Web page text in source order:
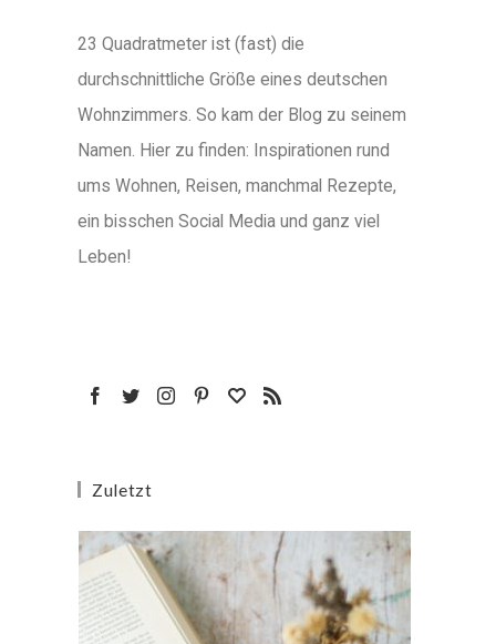
23 Quadratmeter ist (fast) die
durchschnittliche Größe eines deutschen
Wohnzimmers. So kam der Blog zu seinem
Namen. Hier zu finden: Inspirationen rund
ums Wohnen, Reisen, manchmal Rezepte,
ein bisschen Social Media und ganz viel
Leben!
Zuletzt